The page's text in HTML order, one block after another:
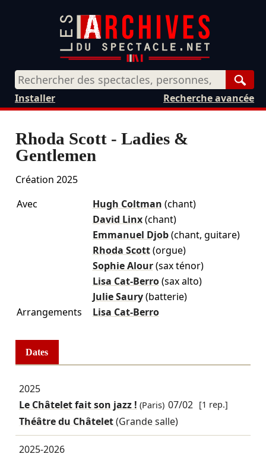
Recherche avancée
Installer
Rhoda Scott - Ladies &
Gentlemen
Création 2025
Avec
Hugh Coltman (chant)
David Linx (chant)
Emmanuel Djob (chant, guitare)
Rhoda Scott (orgue)
Sophie Alour (sax ténor)
Lisa Cat-Berro (sax alto)
Julie Saury (batterie)
Arrangements
Lisa Cat-Berro
Dates
2025
Le Châtelet fait son jazz ! (Paris) 07/02 [1 rep.]
Théâtre du Châtelet(Grande salle)
2025-2026